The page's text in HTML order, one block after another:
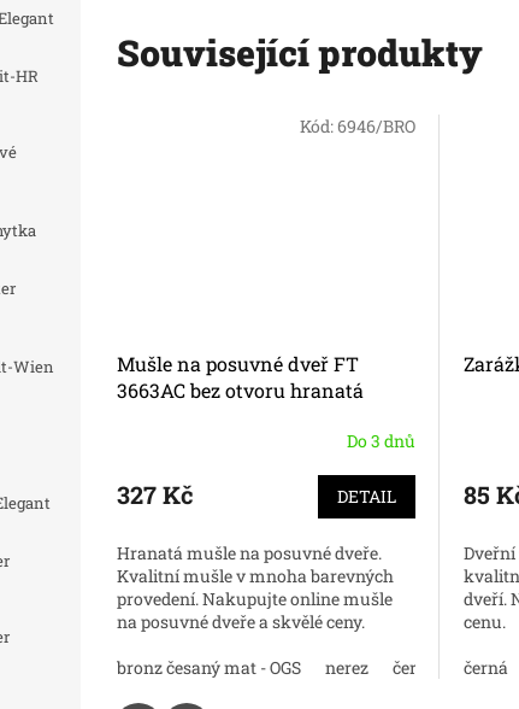
HR
Wien
Související produkty
matný ( cemat)
Mušle na posuvné dveř FT
3663AC bez otvoru hranatá
Do 3 dnů
327 Kč DETAIL
Hranatá mušle na posuvné dveře.
Kvalitní mušle v mnoha barevných
provedení. Nakupujte online mušle
na posuvné dveře a skvělé ceny.
bronz česaný mat - OGS
nerez černá matný
Kód:6946/BRO
85
dveří.
cenu.
černá